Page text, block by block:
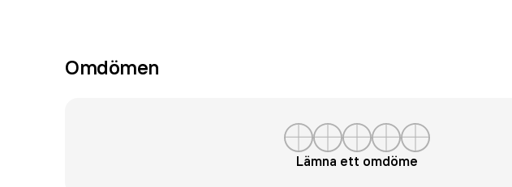
Omdömen
Lämna ett omdöme